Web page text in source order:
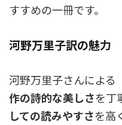
すすめの一冊です。
河野万里子訳の魅力
河野万里子さんによる
作の詩的な美しさを丁
しての読みやすさを高